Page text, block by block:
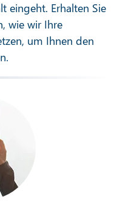
eingeht. Erhalten Sie
wie wir Ihre
um Ihnen den